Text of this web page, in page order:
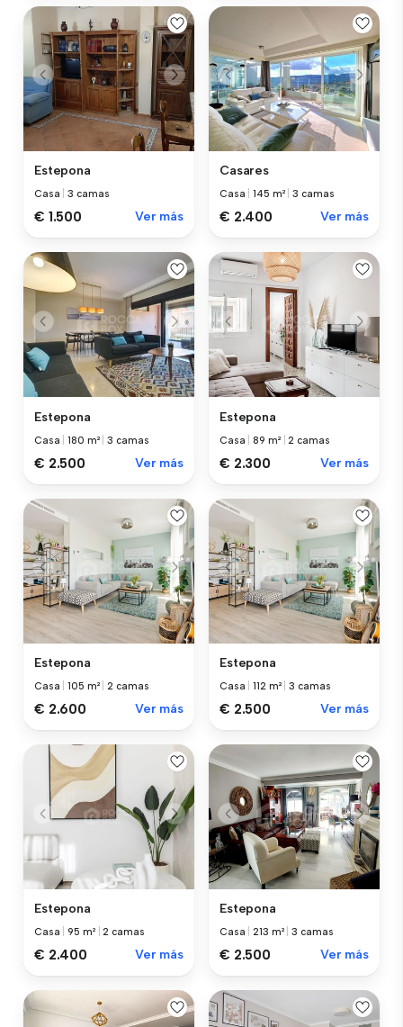
Estepona
Casa |3 camas
€ 1.500 Ver más
Casares
Casa |145 m² |3 camas
€ 2.400 Ver más
Estepona
Casa |180 m² |3 camas
€ 2.500 Ver más
Estepona
Casa |89 m² 2 camas
€ 2.300 Ver más
Estepona
Casa |105 m² |2 camas
€ 2.600 Ver más
Estepona
Casa |112 m² |3 camas
€ 2.500 Ver más
Estepona
Casa |95 m² |2 camas
€ 2.400 Ver más
Estepona
Casa |213 m² |3 camas
€ 2.500 Ver más